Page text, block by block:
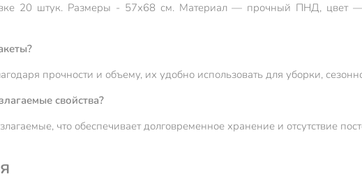
20 штук. Размеры - 57х68 см. Материал — прочный ПНД, цвет —
прочности и объему, их удобно использовать для уборки,
свойства?
что обеспечивает долговременное хранение и отсутствие